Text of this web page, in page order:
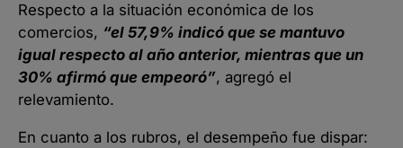
Respecto a la situación económica de los
comercios, “el 57,9% indicó que se mantuvo
igual respecto al año anterior, mientras que un
30% afirmó que empeoró”, agregó el
relevamiento.
En cuanto a los rubros, el desempeño fue dispar: